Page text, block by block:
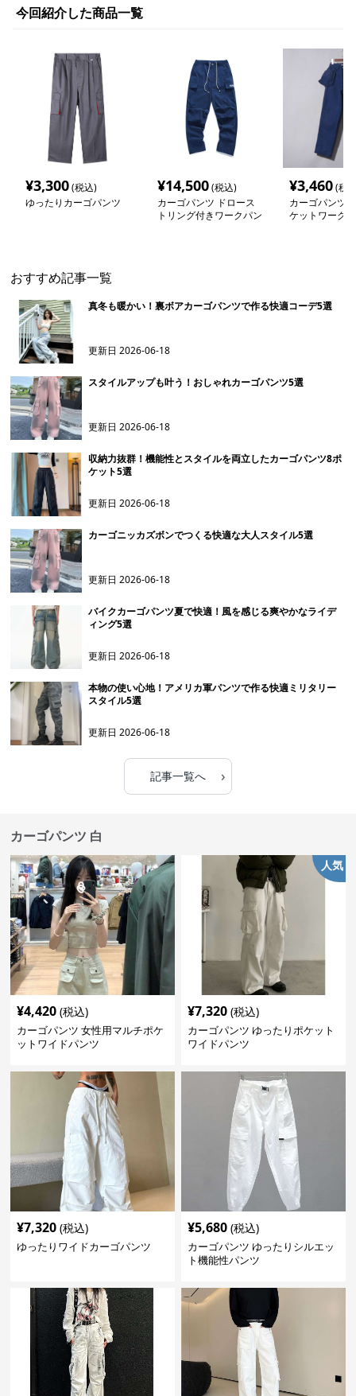
今回紹介した商品一覧
¥3,300(税込)
ゆったりカーゴパンツ
¥14,500(税込)
カーゴパンツ ドロース
トリング付きワークパン
¥3,460(税
カーゴパンツ
ケットワーク
おすすめ記事一覧
真冬も暖かい！裏ボアカーゴパンツで作る快適コーデ5選
更新日2026-06-18
スタイルアップも叶う！おしゃれカーゴパンツ5選
更新日2026-06-18
収納力抜群！機能性とスタイルを両立したカーゴパンツ8ポ
ケット5選
更新日2026-06-18
カーゴニッカズボンでつくる快適な大人スタイル5選
更新日2026-06-18
バイクカーゴパンツ夏で快適！風を感じる爽やかなライデ
ィング5選
更新日2026-06-18
本物の使い心地！アメリカ軍パンツで作る快適ミリタリー
スタイル5選
更新日2026-06-18
記事一覧へ ›
カーゴパンツ 白
¥4,420 (税込)
カーゴパンツ 女性用マルチポケ
ットワイドパンツ
人気
¥7,320 (税込)
カーゴパンツ ゆったりポケット
ワイドパンツ
¥7,320 (税込)
ゆったりワイドカーゴパンツ
¥5,680 (税込)
カーゴパンツ ゆったりシルエッ
ト機能性パンツ